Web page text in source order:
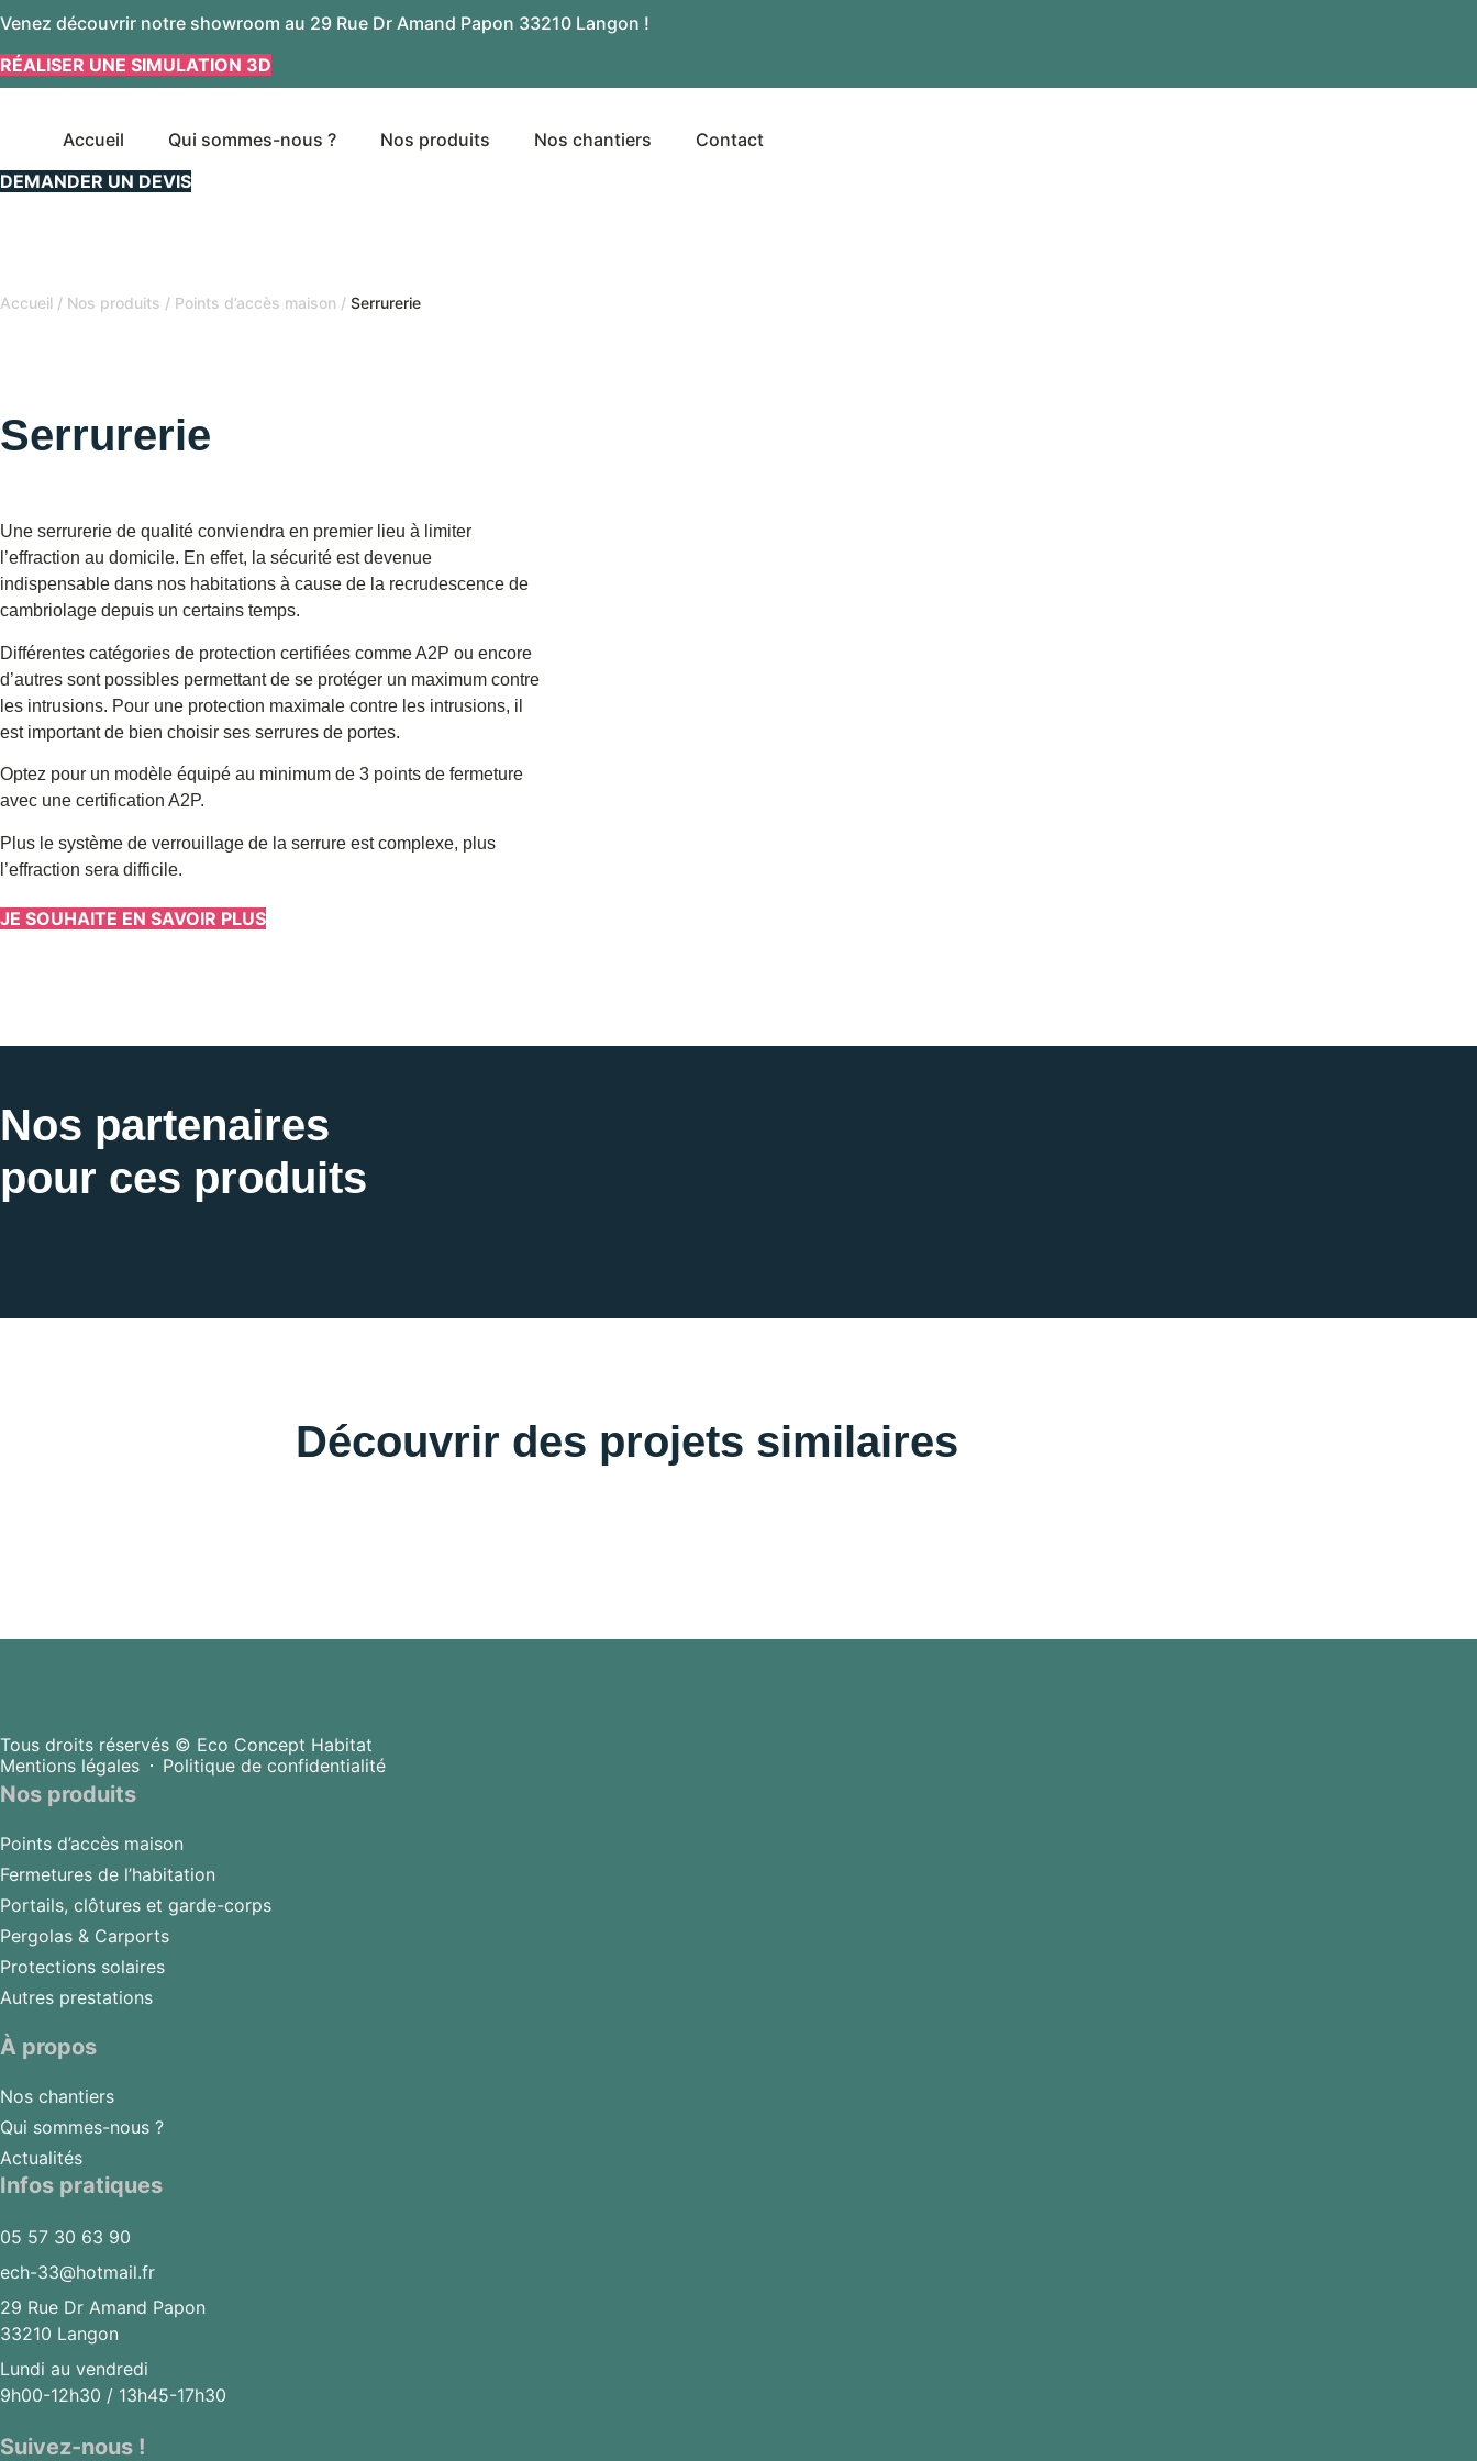
Aller
contenu
Venez découvrir notre showroom au 29 Rue Dr Amand Papon 33210 Langon !
RÉALISER UNE SIMULATION 3D
Accueil Qui sommes-nous ? Nos produits Nos chantiers
Contact
DEMANDER UN DEVIS
Accueil / Nos produits / Points d’accès maison / Serrurerie
Serrurerie
Une serrurerie de qualité conviendra en premier lieu à limiter
l’effraction au domicile. En effet, la sécurité est devenue
indispensable dans nos habitations à cause de la recrudescence de
cambriolage depuis un certains temps.
Différentes catégories de protection certifiées comme A2P ou encore
d’autres sont possibles permettant de se protéger un maximum contre
les intrusions. Pour une protection maximale contre les intrusions, il
est important de bien choisir ses serrures de portes.
Optez pour un modèle équipé au minimum de 3 points de fermeture
avec une certification A2P.
Plus le système de verrouillage de la serrure est complexe, plus
l’effraction sera difficile.
JE SOUHAITE EN SAVOIR PLUS
Nos partenaires
pour ces produits
Découvrir des projets similaires
Tous droits réservés © Eco Concept Habitat
Mentions légales
Politique de confidentialité
Nos produits
Points d’accès maison
Fermetures de l’habitation
Portails, clôtures et garde-corps
Pergolas & Carports
Protections solaires
Autres prestations
À propos
Nos chantiers
Qui sommes-nous ?
Actualités
Infos pratiques
05 57 30 63 90
ech-33@hotmail.fr
29 Rue Dr Amand Papon
33210 Langon
Lundi au vendredi
9h00-12h30 / 13h45-17h30
Suivez-nous !